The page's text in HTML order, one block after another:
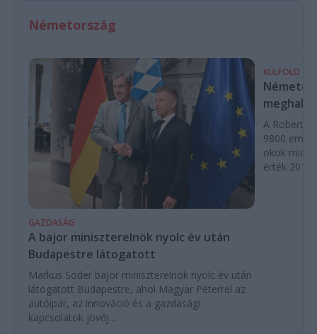
Németország
GAZDASÁG
A bajor miniszterelnök nyolc év után
Budapestre látogatott
Markus Söder bajor miniszterelnök nyolc év után
látogatott Budapestre, ahol Magyar Péterrel az
autóipar, az innováció és a gazdasági
kapcsolatok jövőj...
KÜLFÖLD
A Robert
9800
okok miatt
érték 2016